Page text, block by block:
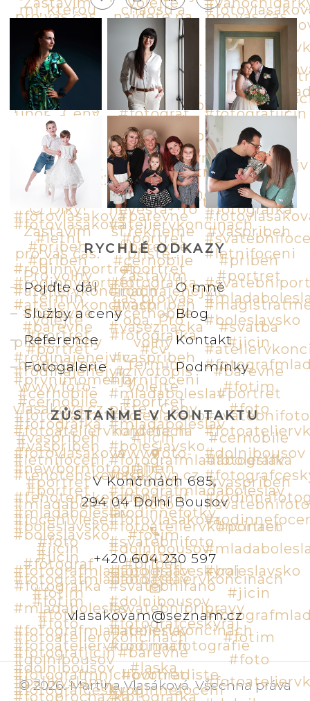
RYCHLÉ ODKAZY
Pojďte dál
Služby a ceny
Reference
Fotogalerie
O mně
Blog
Kontakt
Podmínky
ZŮSTAŇME V KONTAKTU
V Končinách 685,
294 04 Dolní Bousov
+420 604 230 597
vlasakovam@seznam.cz
©2026.Martina Vlasáková.Všechna práva